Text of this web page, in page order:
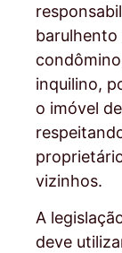
barulhento
inquilino,
o imóvel
vizinhos.
A
deve